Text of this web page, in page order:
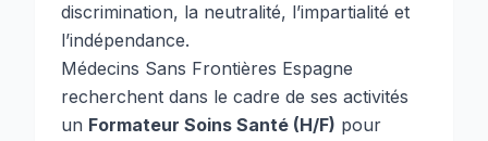
discrimination, la neutralité, l’impartialité et
l’indépendance.
Médecins Sans Frontières Espagne
recherchent dans le cadre de ses activités
un Formateur Soins Santé (H/F) pour